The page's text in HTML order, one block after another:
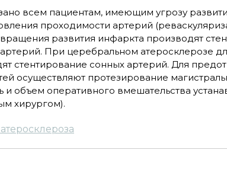
всем пациентам, имеющим угрозу
проходимости артерий
развития инфаркта производят
При церебральном атеросклерозе
стентирование сонных артерий. Для
осуществляют протезирование
и объем оперативного вмешательства
хирургом).